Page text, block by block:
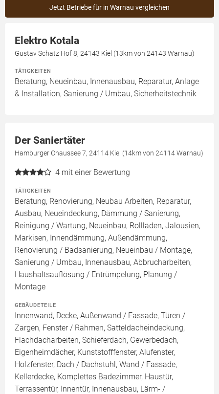
Jetzt Betriebe für in Warnau vergleichen
Elektro Kotala
Gustav Schatz Hof 8, 24143 Kiel (13km von 24143 Warnau)
TÄTIGKEITEN
Beratung, Neueinbau, Innenausbau, Reparatur, Anlage
& Installation, Sanierung / Umbau, Sicherheitstechnik
Der Saniertäter
Hamburger Chaussee 7, 24114 Kiel (14km von 24114 Warnau)
4 mit einer Bewertung
TÄTIGKEITEN
Beratung, Renovierung, Neubau Arbeiten, Reparatur,
Ausbau, Neueindeckung, Dämmung / Sanierung,
Reinigung / Wartung, Neueinbau, Rollläden, Jalousien,
Markisen, Innendämmung, Außendämmung,
Renovierung / Badsanierung, Neueinbau / Montage,
Sanierung / Umbau, Innenausbau, Abbrucharbeiten,
Haushaltsauflösung / Entrümpelung, Planung /
Montage
GEBÄUDETEILE
Innenwand, Decke, Außenwand / Fassade, Türen /
Zargen, Fenster / Rahmen, Satteldacheindeckung,
Flachdacharbeiten, Schieferdach, Gewerbedach,
Eigenheimdächer, Kunststofffenster, Alufenster,
Holzfenster, Dach / Dachstuhl, Wand / Fassade,
Kellerdecke, Komplettes Badezimmer, Haustür,
Terrassentür, Innentür, Innenausbau, Lärm- /